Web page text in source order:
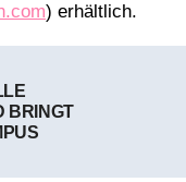
) erhältlich.
BRINGT